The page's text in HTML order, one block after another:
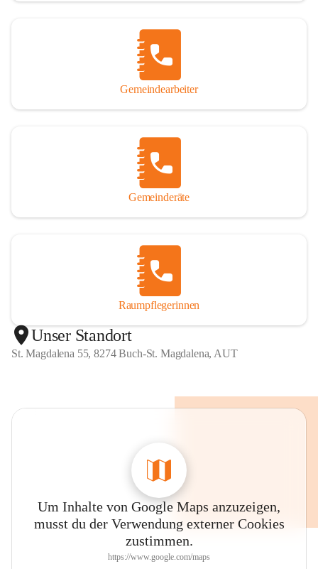
Gemeindearbeiter
Gemeinderäte
Raumpflegerinnen
Unser Standort
St. Magdalena 55, 8274 Buch-St. Magdalena, AUT
Um Inhalte von Google Maps anzuzeigen,
musst du der Verwendung externer Cookies
zustimmen.
https://www.google.com/maps